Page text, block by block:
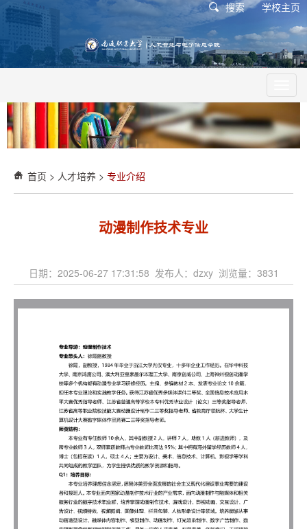
搜索 学校主页
首页 > 人才培养 > 专业介绍
动漫制作技术专业
日期：2025-06-27 17:31:58 发布人：dzxy 浏览量： 3831